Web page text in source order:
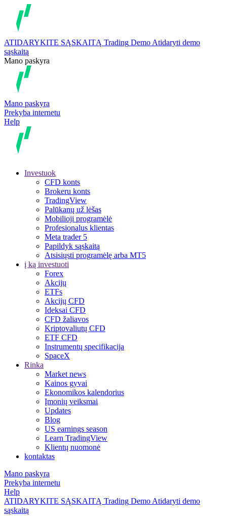
ATIDARYKITE SĄSKAITĄ Trading Demo Atidaryti demo
sąskaitą
Mano paskyra
Mano paskyra
Prekyba internetu
Help
Investuok
CFD konts
Brokeru konts
TradingView
Palūkanų už lėšas
Mobilioji programėlė
Profesionalus klientas
Meta trader 5
Papildyk sąskaitą
Atsisiųsti programėlę arba MT5
į ką investuoti
Forex
Akcijų
ETFs
Akcijų CFD
Ideksai CFD
CFD žaliavos
Kriptovaliutų CFD
ETF CFD
Instrumentų specifikacija
SpaceX
Rinka
Market news
Kainos gyvai
Ekonomikos kalendorius
Įmonių veiksmai
Updates
Blog
US earnings season
Learn TradingView
Klientų nuomonė
kontaktas
Mano paskyra
Prekyba internetu
Help
ATIDARYKITE SĄSKAITĄ Trading Demo Atidaryti demo
sąskaitą